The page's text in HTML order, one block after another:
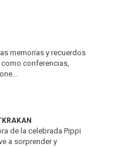
memorias y recuerdos
conferencias,
de la celebrada Pippi
a sorprender y